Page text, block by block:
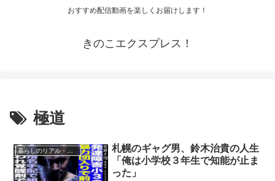
おすすめ配信動画を楽しくお届けします！
きのこエクスプレス！
極道
暮らしのリアル・生活密着
札幌のギャグ男、鈴木治貴の人生
「俺は小学校３年生で知能が止ま
った」